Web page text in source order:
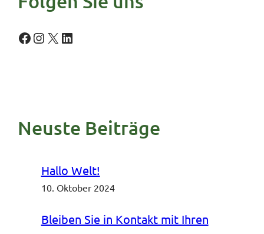
n
Facebook Instagram X LinkedIn
Neuste Beiträge
Hallo Welt!
10. Oktober 2024
Bleiben Sie in Kontakt mit Ihren